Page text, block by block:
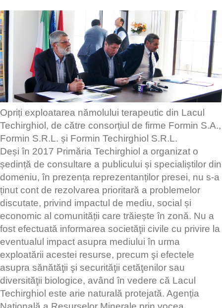
Opriți exploatarea nămolului terapeutic din Lacul
Techirghiol, de către consorțiul de firme Formin S.A.,
Formin S.R.L. și Formin Techirghiol S.R.L.
Deși în 2017 Primăria Techirghiol a organizat o
ședință de consultare a publicului și specialiștilor din
domeniu, în prezența reprezentanților presei, nu s-a
ținut cont de rezolvarea prioritară a problemelor
discutate, privind impactul de mediu, social și
economic al comunității care trăiește în zonă. Nu a
fost efectuată informarea societăţii civile cu privire la
eventualul impact asupra mediului în urma
exploatării acestei resurse, precum şi efectele
asupra sănătăţii şi securităţii cetăţenilor sau
diversităţii biologice, având în vedere că Lacul
Techirghiol este arie naturală protejată. Agenția